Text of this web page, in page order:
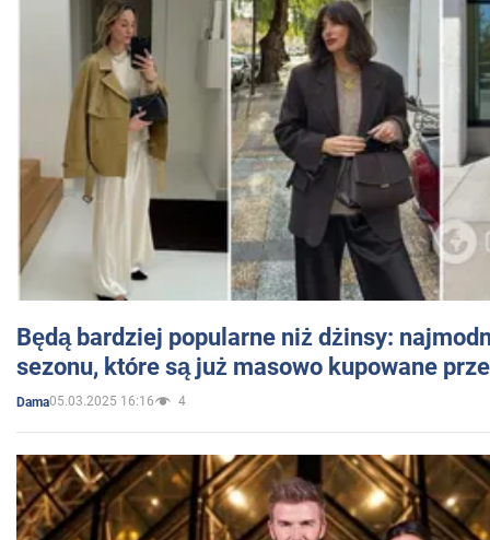
Będą bardziej popularne niż dżinsy:
sezonu, które są już masowo kupowane
Dama05.03.2025 16:16 4